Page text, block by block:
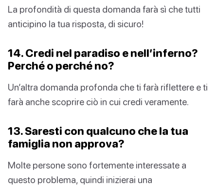
La profondità di questa domanda farà sì che tutti
anticipino la tua risposta, di sicuro!
14. Credi nel paradiso e nell’inferno?
Perché o perché no?
Un’altra domanda profonda che ti farà riflettere e ti
farà anche scoprire ciò in cui credi veramente.
13. Saresti con qualcuno che la tua
famiglia non approva?
Molte persone sono fortemente interessate a
questo problema, quindi inizierai una